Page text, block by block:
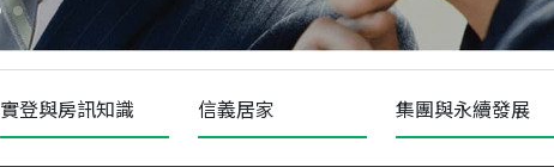
實登與房訊知識 信義居家 集團與永續發展